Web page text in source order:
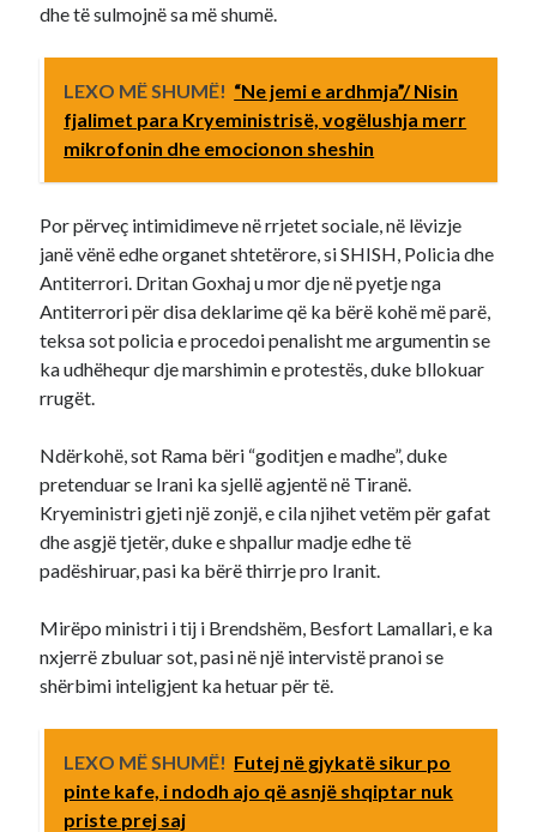
dhe të sulmojnë sa më shumë.
LEXO MË SHUMË! “Ne jemi e ardhmja”/ Nisin
fjalimet para Kryeministrisë, vogëlushja merr
mikrofonin dhe emocionon sheshin
Por përveç intimidimeve në rrjetet sociale, në lëvizje
janë vënë edhe organet shtetërore, si SHISH, Policia dhe
Antiterrori. Dritan Goxhaj u mor dje në pyetje nga
Antiterrori për disa deklarime që ka bërë kohë më parë,
teksa sot policia e procedoi penalisht me argumentin se
ka udhëhequr dje marshimin e protestës, duke bllokuar
rrugët.
Ndërkohë, sot Rama bëri “goditjen e madhe”, duke
pretenduar se Irani ka sjellë agjentë në Tiranë.
Kryeministri gjeti një zonjë, e cila njihet vetëm për gafat
dhe asgjë tjetër, duke e shpallur madje edhe të
padëshiruar, pasi ka bërë thirrje pro Iranit.
Mirëpo ministri i tij i Brendshëm, Besfort Lamallari, e ka
nxjerrë zbuluar sot, pasi në një intervistë pranoi se
shërbimi inteligjent ka hetuar për të.
LEXO MË SHUMË! Futej në gjykatë sikur po
pinte kafe, i ndodh ajo që asnjë shqiptar nuk
priste prej saj